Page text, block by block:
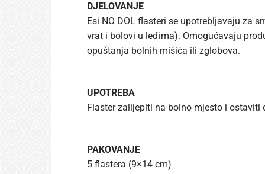
DJELOVANJE
Esi NO DOL flasteri se upotrebljavaju za
vrat i bolovi u leđima). Omogućavaju
opuštanja bolnih mišića ili zglobova.
UPOTREBA
Flaster zalijepiti na bolno mjesto i
PAKOVANJE
5 flastera (9×14 cm)